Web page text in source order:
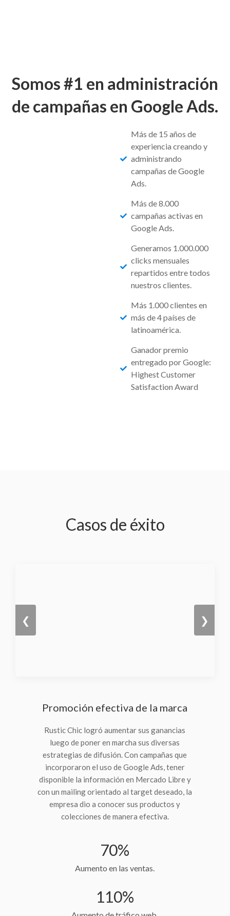
Somos #1 en administración
de campañas en Google Ads.
Más de 15 años de
experiencia creando y
administrando
campañas de Google
Ads.
Más de 8.000
campañas activas en
Google Ads.
Generamos 1.000.000
clicks mensuales
repartidos entre todos
nuestros clientes.
Más 1.000 clientes en
más de 4 países de
latinoamérica.
Ganador premio
entregado por Google:
Highest Customer
Satisfaction Award
Casos de éxito
❮ ❯
Promoción efectiva de la marca
Rustic Chic logró aumentar sus ganancias
luego de poner en marcha sus diversas
estrategias de difusión. Con campañas que
incorporaron el uso de Google Ads, tener
disponible la información en Mercado Libre y
con un mailing orientado al target deseado, la
empresa dio a conocer sus productos y
colecciones de manera efectiva.
70%
Aumento en las ventas.
110%